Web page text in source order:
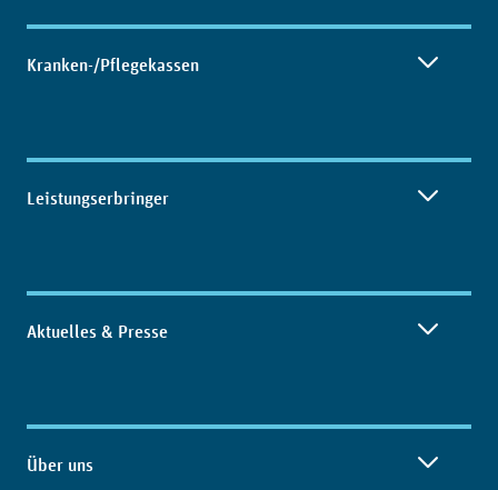
Kranken-/Pflegekassen
Leistungserbringer
Aktuelles & Presse
Über uns